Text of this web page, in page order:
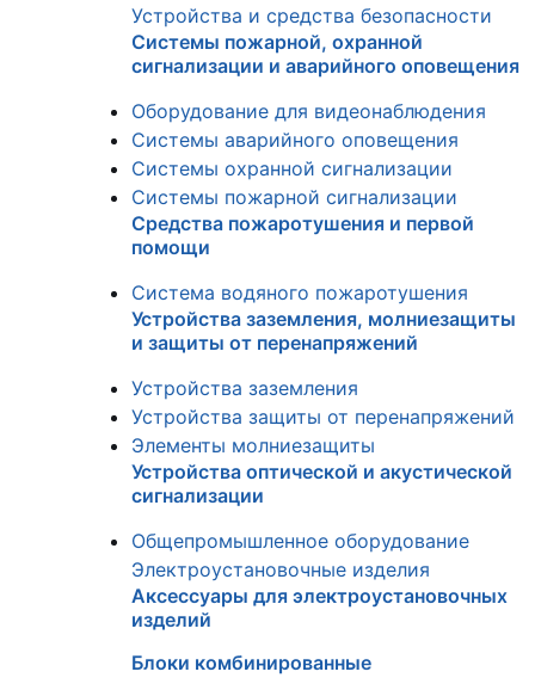
Устройства и средства безопасности
Системы пожарной, охранной
сигнализации и аварийного оповещения
Оборудование для видеонаблюдения
Системы аварийного оповещения
Системы охранной сигнализации
Системы пожарной сигнализации
Средства пожаротушения и первой
помощи
Система водяного пожаротушения
Устройства заземления, молниезащиты
и защиты от перенапряжений
Устройства заземления
Устройства защиты от перенапряжений
Элементы молниезащиты
Устройства оптической и акустической
сигнализации
Общепромышленное оборудование
Электроустановочные изделия
Аксессуары для электроустановочных
изделий
Блоки комбинированные